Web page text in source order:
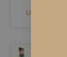
LIRE LA SUITE »